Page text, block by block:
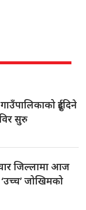
दुईदिने
सुरु
जिल्लामा आज
जोखिमको